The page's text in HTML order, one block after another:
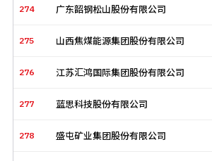
274 广东韶钢松山股份有限公司
275 山西焦煤能源集团股份有限公司
276 江苏汇鸿国际集团股份有限公司
277 蓝思科技股份有限公司
278 盛屯矿业集团股份有限公司